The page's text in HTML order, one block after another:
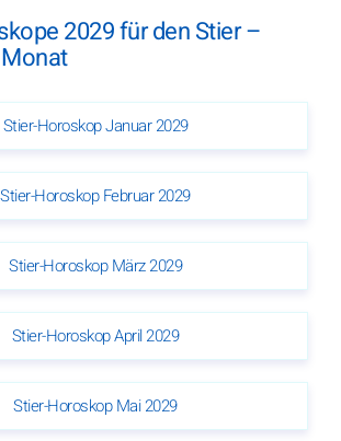
2029 für den Stier –
Stier-Horoskop Januar 2029
Stier-Horoskop Februar 2029
Stier-Horoskop März 2029
Stier-Horoskop April 2029
Stier-Horoskop Mai 2029